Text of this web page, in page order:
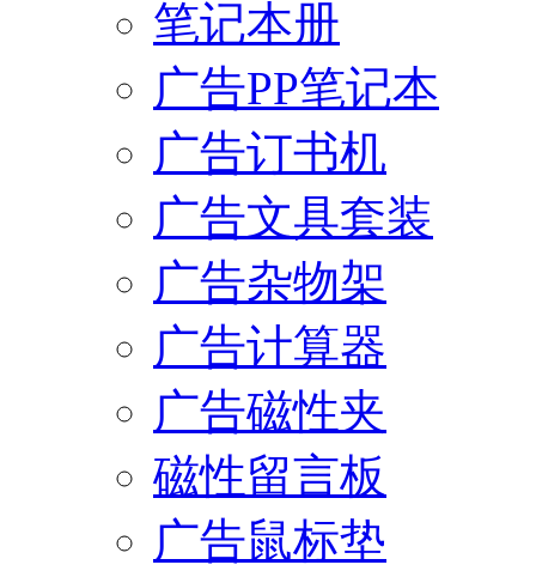
笔记本册
广告PP笔记本
广告订书机
广告文具套装
广告杂物架
广告计算器
广告磁性夹
磁性留言板
广告鼠标垫